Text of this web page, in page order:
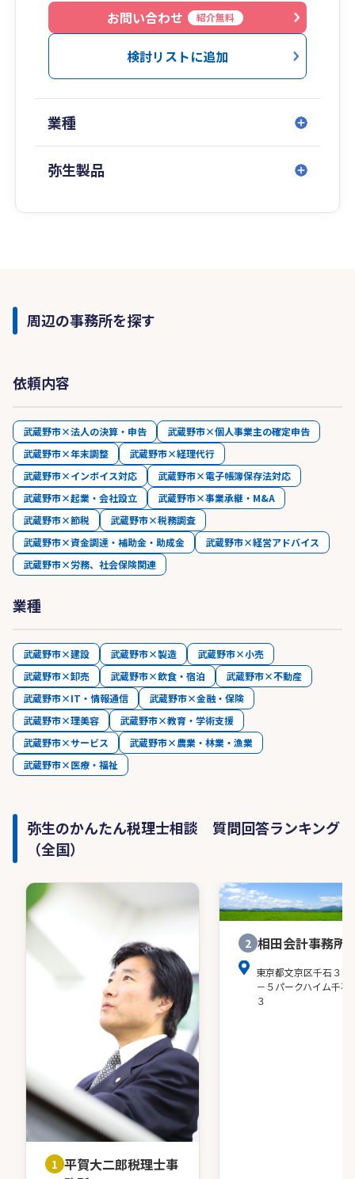
お問い合わせ
紹介無料
検討リストに追加
業種
弥生製品
周辺の事務所を探す
依頼内容
武蔵野市×法人の決算・申告
武蔵野市×個人事業主の確定申告
武蔵野市×年末調整
武蔵野市×経理代行
武蔵野市×インボイス対応
武蔵野市×電子帳簿保存法対応
武蔵野市×起業・会社設立
武蔵野市×事業承継・M&A
武蔵野市×節税
武蔵野市×税務調査
武蔵野市×資金調達・補助金・助成金
武蔵野市×経営アドバイス
武蔵野市×労務、社会保険関連
業種
武蔵野市×建設 武蔵野市×製造
武蔵野市×小売
武蔵野市×卸売
武蔵野市×飲食・宿泊
武蔵野市×不動産
武蔵野市×IT・情報通信
武蔵野市×金融・保険
武蔵野市×理美容
武蔵野市×教育・学術支援
武蔵野市×サービス
武蔵野市×農業・林業・漁業
武蔵野市×医療・福祉
弥生のかんたん税理士相談 質問回答ランキング
（全国）
1 平賀大二郎税理士事
2 相田会計事務所
東京都文京区千石３－
－５パークハイム千石
３